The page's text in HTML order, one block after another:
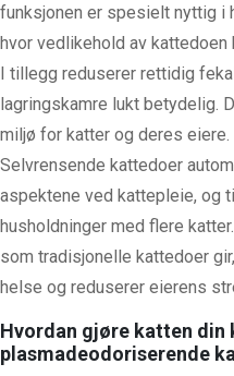
funksjonen er spesielt nyttig i
hvor vedlikehold av kattedoen
I tillegg reduserer rettidig
lagringskamre lukt betydelig.
miljø for katter og deres eiere.
Selvrensende kattedoer
aspektene ved kattepleie, og
husholdninger med flere
som tradisjonelle kattedoer
helse og reduserer eierens
Hvordan gjøre katten din
plasmadeodoriserende